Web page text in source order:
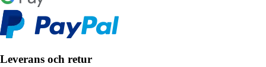
Leverans och retur